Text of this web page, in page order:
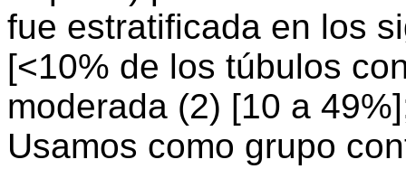
fue estratificada en los
[<10% de los túbulos
moderada (2) [10 a
Usamos como grupo